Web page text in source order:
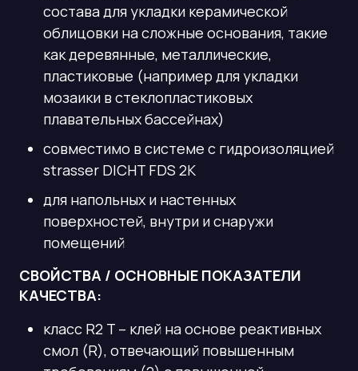
состава для укладки керамической
облицовки на сложные основания, такие
как деревянные, металлические,
пластиковые (например для укладки
мозаики в стеклопластиковых
плавательных бассейнах)
совместимо в системе с гидроизоляцией
strasser DICHT FDS 2K
для напольных и настенных
поверхностей, внутри и снаружи
помещений
СВОЙСТВА / ОСНОВНЫЕ ПОКАЗАТЕЛИ
КАЧЕСТВА:
класс R2 T – клей на основе реактивных
смол (R), отвечающий повышенным